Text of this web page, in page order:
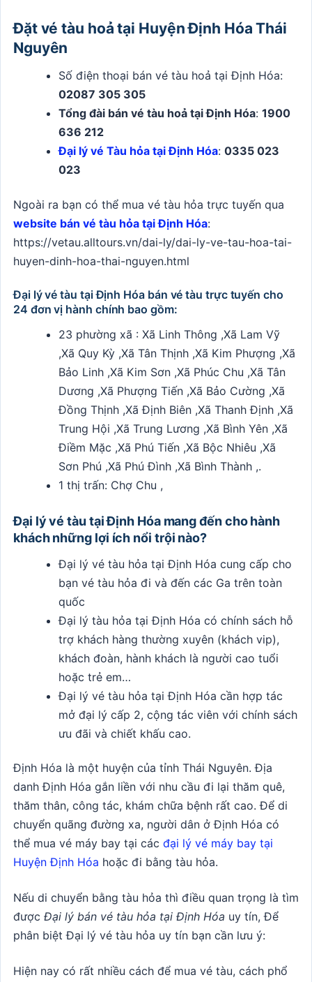
Đặt vé tàu hoả tại Huyện Định Hóa Thái
Nguyên
Số điện thoại bán vé tàu hoả tại Định Hóa:
02087 305 305
Tổng đài bán vé tàu hoả tại Định Hóa:1900
636 212
Đại lý vé Tàu hỏa tại Định Hóa:0335 023
023
Ngoài ra bạn có thể mua vé tàu hỏa trực tuyến qua
website bán vé tàu hỏa tại Định Hóa:
https://vetau.alltours.vn/dai-ly/dai-ly-ve-tau-hoa-tai-
huyen-dinh-hoa-thai-nguyen.html
Đại lý vé tàu tại Định Hóa bán vé tàu trực tuyến cho
24 đơn vị hành chính bao gồm:
23 phường xã : Xã Linh Thông ,Xã Lam Vỹ
,Xã Quy Kỳ ,Xã Tân Thịnh ,Xã Kim Phượng ,Xã
Bảo Linh ,Xã Kim Sơn ,Xã Phúc Chu ,Xã Tân
Dương ,Xã Phượng Tiến ,Xã Bảo Cường ,Xã
Đồng Thịnh ,Xã Định Biên ,Xã Thanh Định ,Xã
Trung Hội ,Xã Trung Lương ,Xã Bình Yên ,Xã
Điềm Mặc ,Xã Phú Tiến ,Xã Bộc Nhiêu ,Xã
Sơn Phú ,Xã Phú Đình ,Xã Bình Thành ,.
1 thị trấn: Chợ Chu ,
Đại lý vé tàu tại Định Hóa mang đến cho hành
khách những lợi ích nổi trội nào?
Đại lý vé tàu hỏa tại Định Hóa cung cấp cho
bạn vé tàu hỏa đi và đến các Ga trên toàn
quốc
Đại lý tàu hỏa tại Định Hóa có chính sách hỗ
trợ khách hàng thường xuyên (khách vip),
khách đoàn, hành khách là người cao tuổi
hoặc trẻ em…
Đại lý vé tàu hỏa tại Định Hóa cần hợp tác
mở đại lý cấp 2, cộng tác viên với chính sách
ưu đãi và chiết khấu cao.
Định Hóa là một huyện của tỉnh Thái Nguyên. Địa
danh Định Hóa gắn liền với nhu cầu đi lại thăm quê,
thăm thân, công tác, khám chữa bệnh rất cao. Để di
chuyển quãng đường xa, người dân ở Định Hóa có
thể mua vé máy bay tại các đại lý vé máy bay tại
Huyện Định Hóa hoặc đi bằng tàu hỏa.
Nếu di chuyển bằng tàu hỏa thì điều quan trọng là tìm
được Đại lý bán vé tàu hỏa tại Định Hóa uy tín, Để
phân biệt Đại lý vé tàu hỏa uy tín bạn cần lưu ý:
Hiện nay có rất nhiều cách để mua vé tàu, cách phổ